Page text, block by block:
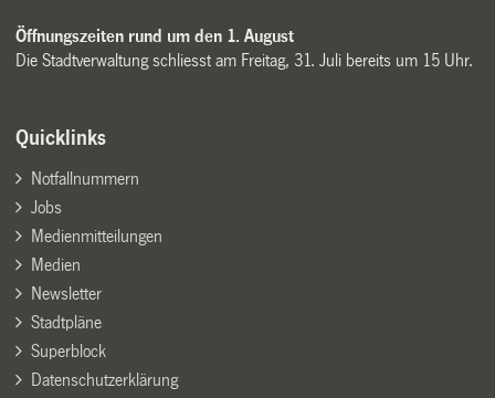
Öffnungszeiten rund um den 1. August
Die Stadtverwaltung schliesst am Freitag, 31. Juli bereits um 15 Uhr.
Quicklinks
Notfallnummern
Jobs
Medienmitteilungen
Medien
Newsletter
Stadtpläne
Superblock
Datenschutzerklärung